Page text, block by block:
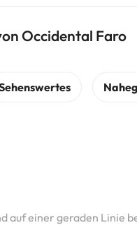
Occidental Faro
auf einer geraden Linie